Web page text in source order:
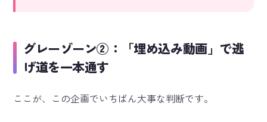
グレーゾーン②：「埋め込み動画」で逃
げ道を一本通す
ここが、この企画でいちばん大事な判断です。